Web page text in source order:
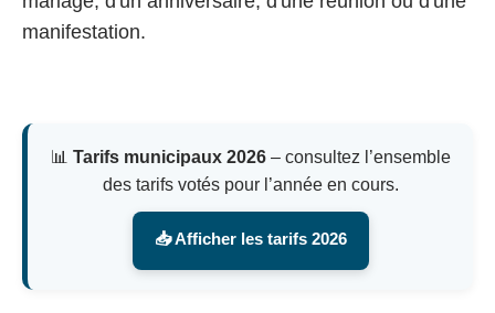
manifestation.
📊 Tarifs municipaux 2026– consultez l’ensemble
des tarifs votés pour l’année en cours.
📥 Afficher les tarifs 2026